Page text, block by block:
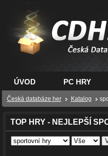
CDH.cz - hry
PS, XBOX -
databáze her
ÚVOD PC HRY
Česká databáze her Katalog
TOP HRY - NEJLEPŠÍ